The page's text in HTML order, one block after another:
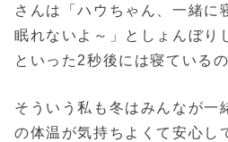
さんは「ハウちゃん、一緒に
眠れないよ～」としょんぼり
といった2秒後には寝ている
そういう私も冬はみんなが一
の体温が気持ちよくて安心し